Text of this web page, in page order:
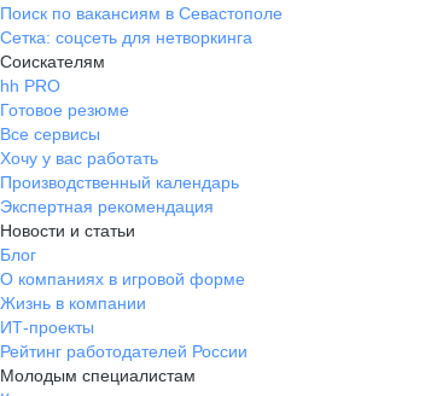
Поиск по вакансиям в Севастополе
Сетка: соцсеть для нетворкинга
Соискателям
hh PRO
Готовое резюме
Все сервисы
Хочу у вас работать
Производственный календарь
Экспертная рекомендация
Новости и статьи
Блог
О компаниях в игровой форме
Жизнь в компании
ИТ-проекты
Рейтинг работодателей России
Молодым специалистам